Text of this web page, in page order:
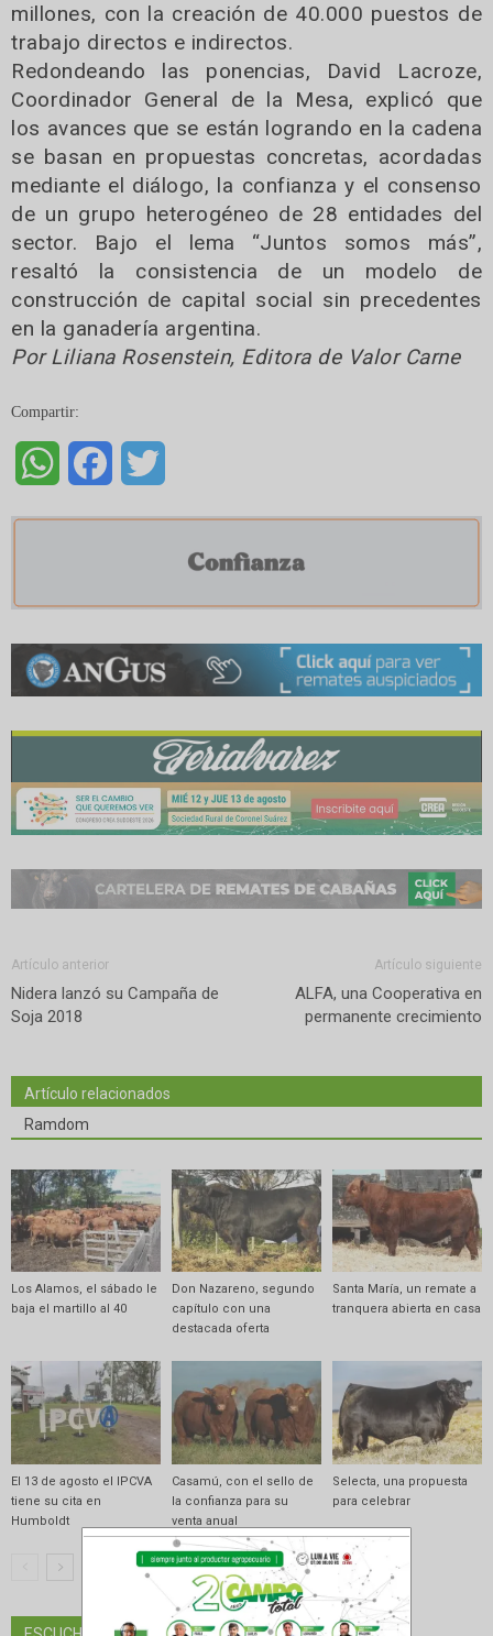
millones, con la creación de 40.000 puestos de
trabajo directos e indirectos.
Redondeando las ponencias, David Lacroze,
Coordinador General de la Mesa, explicó que
los avances que se están logrando en la cadena
se basan en propuestas concretas, acordadas
mediante el diálogo, la confianza y el consenso
de un grupo heterogéneo de 28 entidades del
sector. Bajo el lema “Juntos somos más”,
resaltó la consistencia de un modelo de
construcción de capital social sin precedentes
en la ganadería argentina.
Por Liliana Rosenstein, Editora de Valor Carne
Compartir:
WhatsAppFacebook
Artículo anterior
Nidera lanzó su Campaña de
Soja 2018
Artículo siguiente
ALFA, una Cooperativa en
permanente crecimiento
Artículo relacionados
Ramdom
Los Alamos, el sábado le
baja el martillo al 40
Don Nazareno, segundo
capítulo con una
destacada oferta
Santa María, un remate a
tranquera abierta en casa
El 13 de agosto el IPCVA
tiene su cita en
Humboldt
Casamú, con el sello de
la confianza para su
venta anual
Selecta, una propuesta
para celebrar